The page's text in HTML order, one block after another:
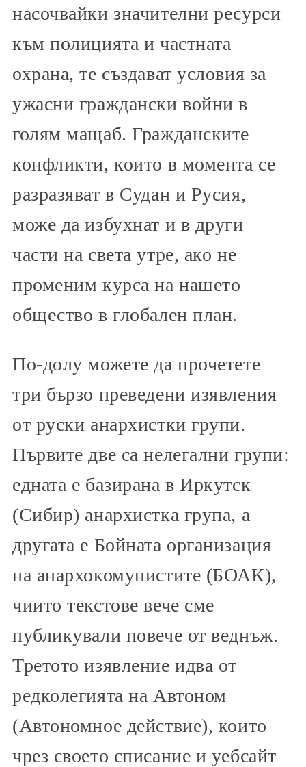
насочвайки значителни ресурси
към полицията и частната
охрана, те създават условия за
ужасни граждански войни в
голям мащаб. Гражданските
конфликти, които в момента се
разразяват в Судан и Русия,
може да избухнат и в други
части на света утре, ако не
променим курса на нашето
общество в глобален план.
По-долу можете да прочетете
три бързо преведени изявления
от руски анархистки групи.
Първите две са нелегални групи:
едната е базирана в Иркутск
(Сибир) анархистка група, а
другата е Бойната организация
на анархокомунистите (БОАК),
чиито текстове вече сме
публикували повече от веднъж.
Третото изявление идва от
редколегията на Автоном
(Автономное действие), които
чрез своето списание и уебсайт